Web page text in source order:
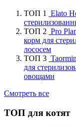
ТОП 1 Elato
ТОП 2 Pro
корм для
лососем
ТОП 3
для
овощами
Смотреть все
ТОП для котят